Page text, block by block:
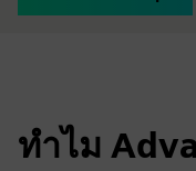
ทำไม